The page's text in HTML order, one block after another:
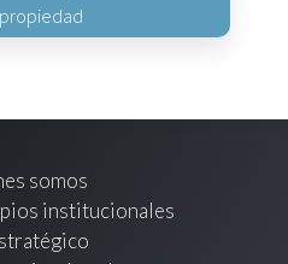
somos
institucionales